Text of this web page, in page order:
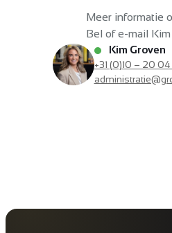
Meer informatie
Bel of e-mail Kim
Kim Groven
+31 (0)10 – 20 04